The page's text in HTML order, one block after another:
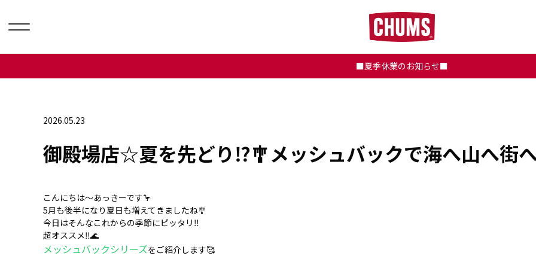
■夏季休業のお知らせ■
2026.05.23
御殿場店☆夏を先どり⁉️🎐メッシュバックで海へ山へ街
こんにちは～あっきーです🦩
5月も後半になり夏日も増えてきましたね🎐
今日はそんなこれからの季節にピッタリ‼️
超オススメ‼️🌊
メッシュバックシリーズをご紹介します🥰